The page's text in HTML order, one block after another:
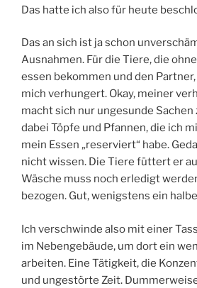
Das hatte ich also für heute
Das an sich ist ja schon
Ausnahmen. Für die Tiere, die
essen bekommen und den
mich verhungert. Okay, meiner
macht sich nur ungesunde Sachen
dabei Töpfe und Pfannen, die ich
mein Essen „reserviert“ habe.
nicht wissen. Die Tiere füttert er
Wäsche muss noch erledigt
bezogen. Gut, wenigstens ein
Ich verschwinde also mit einer
im Nebengebäude, um dort ein
arbeiten. Eine Tätigkeit, die
und ungestörte Zeit.